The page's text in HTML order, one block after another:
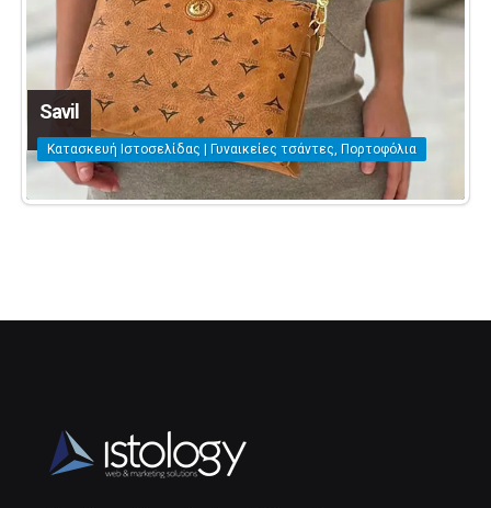
Savil
Κατασκευή Ιστοσελίδας | Γυναικείες τσάντες, Πορτοφόλια